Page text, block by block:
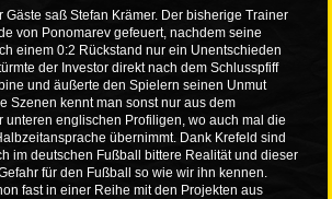
Gäste saß Stefan Krämer. Der bisherige Trainer
von Ponomarev gefeuert, nachdem seine
einem 0:2 Rückstand nur ein Unentschieden
der Investor direkt nach dem Schlusspfiff
und äußerte den Spielern seinen Unmut
Szenen kennt man sonst nur aus dem
unteren englischen Profiligen, wo auch mal die
übernimmt. Dank Krefeld sind
im deutschen Fußball bittere Realität und dieser
für den Fußball so wie wir ihn kennen.
fast in einer Reihe mit den Projekten aus